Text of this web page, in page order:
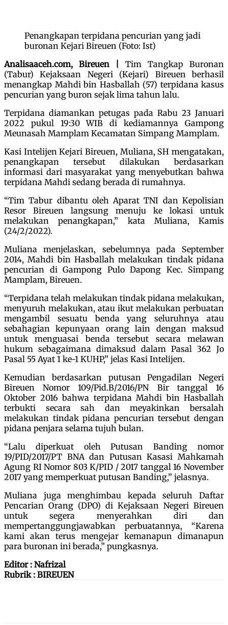
Penangkapan terpidana pencurian yang jadi
buronan Kejari Bireuen (Foto: Ist)
Analisaaceh.com, Bireuen | Tim Tangkap Buronan
(Tabur) Kejaksaan Negeri (Kejari) Bireuen berhasil
menangkap Mahdi bin Hasballah (57) terpidana kasus
pencurian yang buron sejak lima tahun lalu.
Terpidana diamankan petugas pada Rabu 23 Januari
2022 pukul 19:30 WIB di kediamannya Gampong
Meunasah Mamplam Kecamatan Simpang Mamplam.
Kasi Intelijen Kejari Bireuen, Muliana, SH mengatakan,
penangkapan tersebut dilakukan berdasarkan
informasi dari masyarakat yang menyebutkan bahwa
terpidana Mahdi sedang berada di rumahnya.
“Tim Tabur dibantu oleh Aparat TNI dan Kepolisian
Resor Bireuen langsung menuju ke lokasi untuk
melakukan penangkapan,” kata Muliana, Kamis
(24/2/2022).
Muliana menjelaskan, sebelumnya pada September
2014, Mahdi bin Hasballah melakukan tindak pidana
pencurian di Gampong Pulo Dapong Kec. Simpang
Mamplam, Bireuen.
“Terpidana telah melakukan tindak pidana melakukan,
menyuruh melakukan, atau ikut melakukan perbuatan
mengambil sesuatu benda yang seluruhnya atau
sebahagian kepunyaan orang lain dengan maksud
untuk menguasai benda tersebut secara melawan
hukum sebagaimana dimaksud dalam Pasal 362 Jo
Pasal 55 Ayat 1 ke-1 KUHP,” jelas Kasi Intelijen.
Kemudian berdasarkan putusan Pengadilan Negeri
Bireuen Nomor 109/Pid.B/2016/PN Bir tanggal 16
Oktober 2016 bahwa terpidana Mahdi bin Hasballah
terbukti secara sah dan meyakinkan bersalah
melakukan tindak pidana pencurian tersebut dengan
pidana penjara selama tujuh bulan.
“Lalu diperkuat oleh Putusan Banding nomor
19/PID/2017/PT BNA dan Putusan Kasasi Mahkamah
Agung RI Nomor 803 K/PID / 2017 tanggal 16 November
2017 yang memperkuat putusan Banding,” jelasnya.
Muliana juga menghimbau kepada seluruh Daftar
Pencarian Orang (DPO) di Kejaksaan Negeri Bireuen
untuk segera menyerahkan diri dan
mempertanggungjawabkan perbuatannya, “Karena
kami akan terus mengejar kemanapun dimanapun
para buronan ini berada,” pungkasnya.
Editor : Nafrizal
Rubrik : BIREUEN